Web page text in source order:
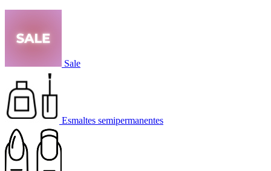
Sale
Esmaltes semipermanentes